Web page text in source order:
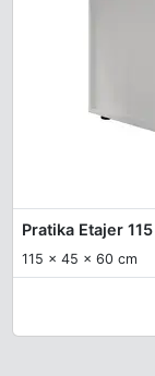
Pratika Etajer 115
115 x 45 x 60 cm